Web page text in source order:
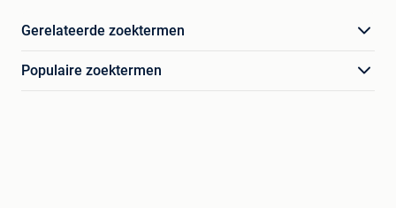
Gerelateerde zoektermen
Populaire zoektermen